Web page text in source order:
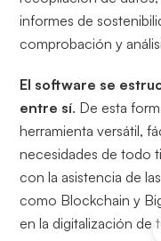
informes de
comprobación y
El software se
entre sí. De esta
herramienta versátil,
necesidades de todo
con la asistencia de
como Blockchain y
en la digitalización de